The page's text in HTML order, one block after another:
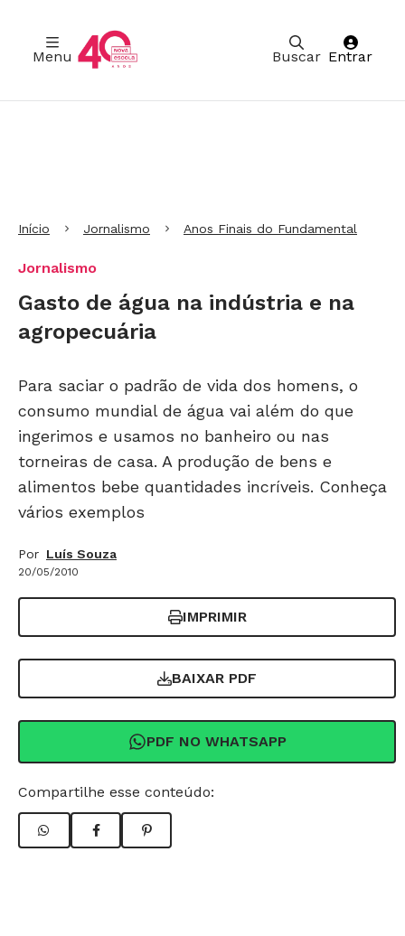
Buscar
Menu Entrar
Início Jornalismo Anos Finais do Fundamental
Jornalismo
Gasto de água na indústria e na
agropecuária
Para saciar o padrão de vida dos homens, o
consumo mundial de água vai além do que
ingerimos e usamos no banheiro ou nas
torneiras de casa. A produção de bens e
alimentos bebe quantidades incríveis. Conheça
vários exemplos
Por Luís Souza
20/05/2010
IMPRIMIR
BAIXAR PDF
PDF NO WHATSAPP
Compartilhe esse conteúdo: